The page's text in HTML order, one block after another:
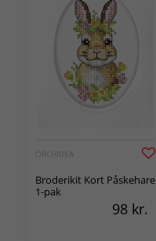
ORCHIDEA
Broderikit Kort Påskehare
1-pak
98 kr.